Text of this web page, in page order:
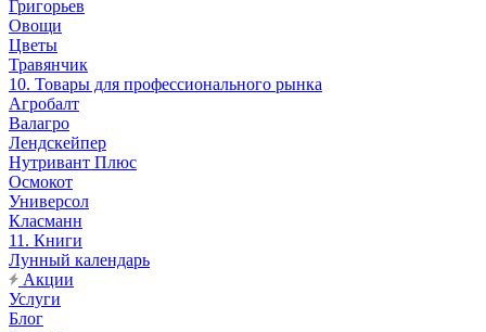
Григорьев
Овощи
Цветы
Травянчик
10. Товары для профессионального рынка
Агробалт
Валагро
Лендскейпер
Нутривант Плюс
Осмокот
Универсол
Класманн
11. Книги
Лунный календарь
Акции
Услуги
Блог